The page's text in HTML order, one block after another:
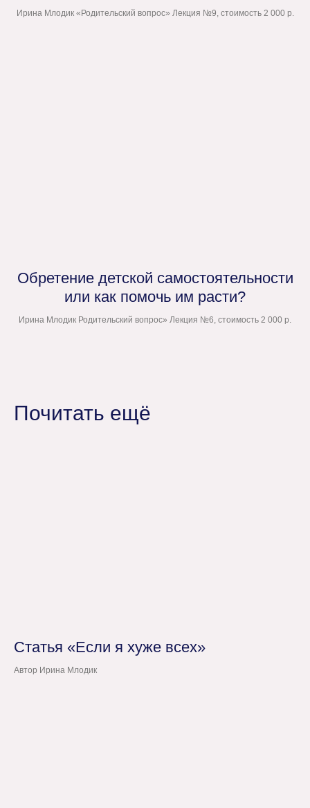
Ирина Млодик «Родительский вопрос» Лекция №9, стоимость 2 000 р.
Обретение детской самостоятельности
или как помочь им расти?
Ирина Млодик Родительский вопрос» Лекция №6, стоимость 2 000 р.
Почитать ещё
Статья «Если я хуже всех»
Автор Ирина Млодик